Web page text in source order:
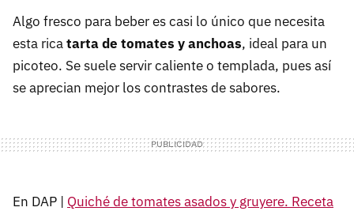
Algo fresco para beber es casi lo único que necesita
esta ricatarta de tomates y anchoas, ideal para un
picoteo. Se suele servir caliente o templada, pues así
se aprecian mejor los contrastes de sabores.
En DAP | Quiché de tomates asados y gruyere. Receta